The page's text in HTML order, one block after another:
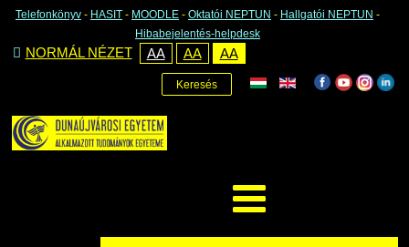
Telefonkönyv - HASIT - MOODLE - Oktatói NEPTUN - Hallgatói NEPTUN -
Hibabejelentés-helpdesk
NORMÁL NÉZET AA AA AA
Keresés